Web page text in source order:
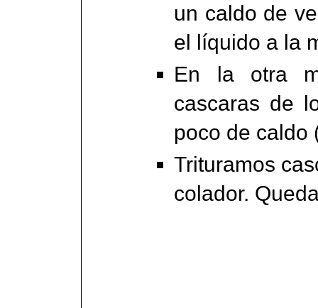
un caldo de
el líquido a la
En la otra
cascaras de
poco de caldo
Trituramos
colador.